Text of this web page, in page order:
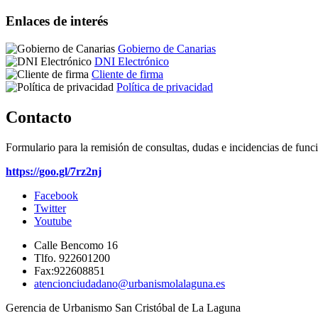
Enlaces de interés
Gobierno de Canarias
DNI Electrónico
Cliente de firma
Política de privacidad
Contacto
Formulario para la remisión de consultas, dudas e incidencias de
https://goo.gl/7rz2nj
Facebook
Twitter
Youtube
Calle Bencomo 16
Tlfo. 922601200
Fax:922608851
atencionciudadano@urbanismolalaguna.es
Gerencia de Urbanismo San Cristóbal de La Laguna